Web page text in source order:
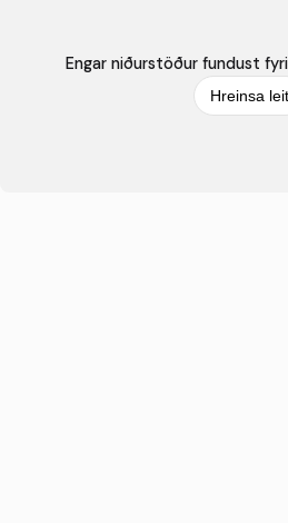
Engar niðurstöður fundust
Hreinsa leit